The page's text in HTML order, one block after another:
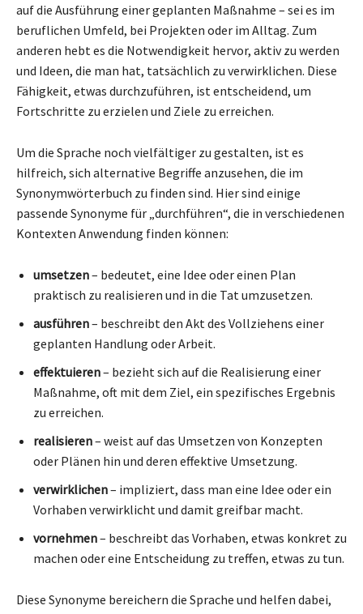
auf die Ausführung einer geplanten Maßnahme – sei es im
beruflichen Umfeld, bei Projekten oder im Alltag. Zum
anderen hebt es die Notwendigkeit hervor, aktiv zu werden
und Ideen, die man hat, tatsächlich zu verwirklichen. Diese
Fähigkeit, etwas durchzuführen, ist entscheidend, um
Fortschritte zu erzielen und Ziele zu erreichen.
Um die Sprache noch vielfältiger zu gestalten, ist es
hilfreich, sich alternative Begriffe anzusehen, die im
Synonymwörterbuch zu finden sind. Hier sind einige
passende Synonyme für „durchführen“, die in verschiedenen
Kontexten Anwendung finden können:
umsetzen– bedeutet, eine Idee oder einen Plan
praktisch zu realisieren und in die Tat umzusetzen.
ausführen– beschreibt den Akt des Vollziehens einer
geplanten Handlung oder Arbeit.
effektuieren– bezieht sich auf die Realisierung einer
Maßnahme, oft mit dem Ziel, ein spezifisches Ergebnis
zu erreichen.
realisieren– weist auf das Umsetzen von Konzepten
oder Plänen hin und deren effektive Umsetzung.
verwirklichen– impliziert, dass man eine Idee oder ein
Vorhaben verwirklicht und damit greifbar macht.
vornehmen– beschreibt das Vorhaben, etwas konkret zu
machen oder eine Entscheidung zu treffen, etwas zu tun.
Diese Synonyme bereichern die Sprache und helfen dabei,